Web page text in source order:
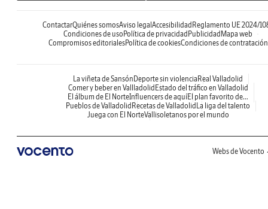
ContactarQuiénes somosAviso legal Accesibilidad Reglamento UE 2024/
Condiciones de uso Política de privacidad Publicidad Mapa web
Compromisos editorialesPolítica de cookiesCondiciones de contratación
La viñeta de Sansón Deporte sin violencia Real Valladolid
Comer y beber en Vallladolid Estado del tráfico en Valladolid
El álbum de El NorteInfluencers de aquíEl plan favorito de...
Pueblos de Valladolid Recetas de Valladolid La liga del talento
Juega con El NorteVallisoletanos por el mundo
Webs de Vocento